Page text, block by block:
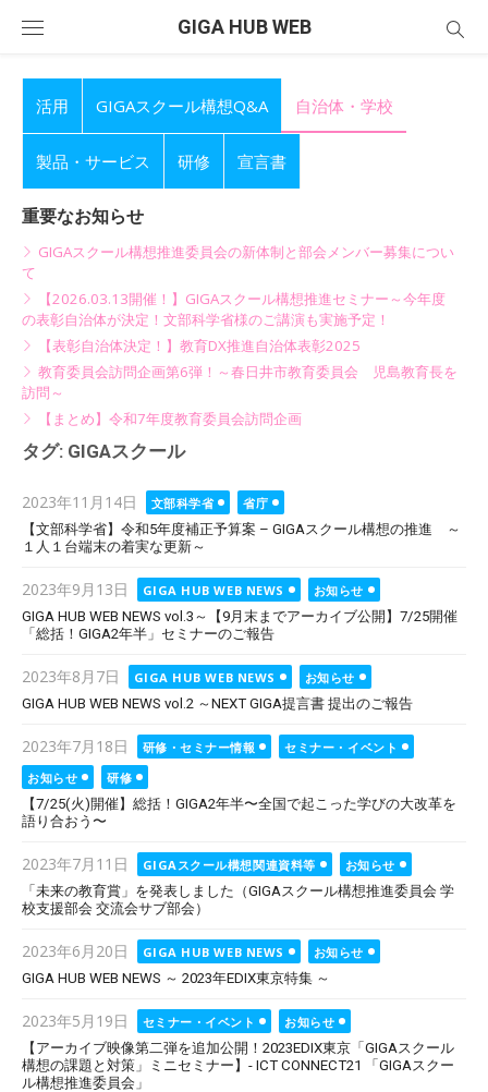
GIGA HUB WEB
活用 GIGAスクール構想Q&A 自治体・学校
製品・サービス 研修 宣言書
重要なお知らせ
GIGAスクール構想推進委員会の新体制と部会メンバー募集につい
て
【2026.03.13開催！】GIGAスクール構想推進セミナー～今年度
の表彰自治体が決定！文部科学省様のご講演も実施予定！
【表彰自治体決定！】教育DX推進自治体表彰2025
教育委員会訪問企画第6弾！～春日井市教育委員会 児島教育長を
訪問～
【まとめ】令和7年度教育委員会訪問企画
タグ: GIGAスクール
Posted
on
2023年11月14日 文部科学省
省庁
【文部科学省】令和5年度補正予算案 – GIGAスクール構想の推進 ～
１人１台端末の着実な更新～
Posted
on
2023年9月13日 GIGA HUB WEB NEWS
お知らせ
GIGA HUB WEB NEWS vol.3～【9月末までアーカイブ公開】7/25開催
「総括！GIGA2年半」セミナーのご報告
Posted
on
2023年8月7日 GIGA HUB WEB NEWS
お知らせ
GIGA HUB WEB NEWS vol.2 ～NEXT GIGA提言書 提出のご報告
Posted
on
2023年7月18日 研修・セミナー情報
セミナー・イベント
お知らせ
研修
【7/25(火)開催】総括！GIGA2年半〜全国で起こった学びの大改革を
語り合おう〜
Posted
on
2023年7月11日 GIGAスクール構想関連資料等
お知らせ
「未来の教育賞」を発表しました（GIGAスクール構想推進委員会 学
校支援部会 交流会サブ部会）
Posted
on
2023年6月20日 GIGA HUB WEB NEWS
お知らせ
GIGA HUB WEB NEWS ～ 2023年EDIX東京特集 ～
Posted
on
2023年5月19日 セミナー・イベント
お知らせ
【アーカイブ映像第二弾を追加公開！2023EDIX東京「GIGAスクール
構想の課題と対策」ミニセミナー】- ICT CONNECT21 「GIGAスクー
ル構想推進委員会」